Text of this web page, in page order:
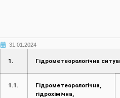
31.01.2024
1. Гідрометеорологічна
1.1.
Гідрометеорологічна,
гідрохімічна,